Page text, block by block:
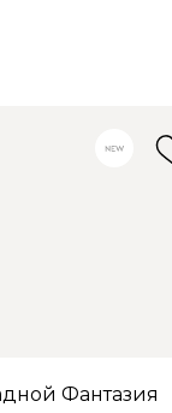
Фантазия